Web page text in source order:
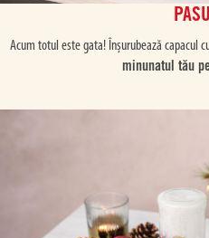
Acum totul este gata! Înșurubează capacul
minunatul tău